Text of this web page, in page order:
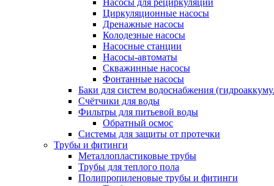
Насосы для рециркуляции
Циркуляционные насосы
Дренажные насосы
Колодезные насосы
Насосные станции
Насосы-автоматы
Скважинные насосы
Фонтанные насосы
Баки для систем водоснабжения
Счётчики для воды
Фильтры для питьевой воды
Обратный осмос
Системы для защиты от протечки
Трубы и фитинги
Металлопластиковые трубы
Трубы для теплого пола
Полипропиленовые трубы и фитинги